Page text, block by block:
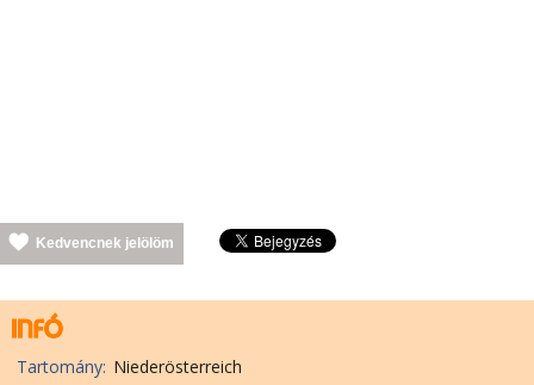
Kedvencnek jelölöm
Tartomány: Niederösterreich